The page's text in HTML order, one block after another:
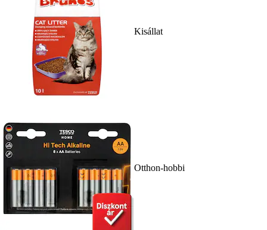
Kisállat
Otthon-hobbi